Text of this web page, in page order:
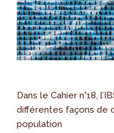
Dans le Cahier n°18,
différentes façons de
population